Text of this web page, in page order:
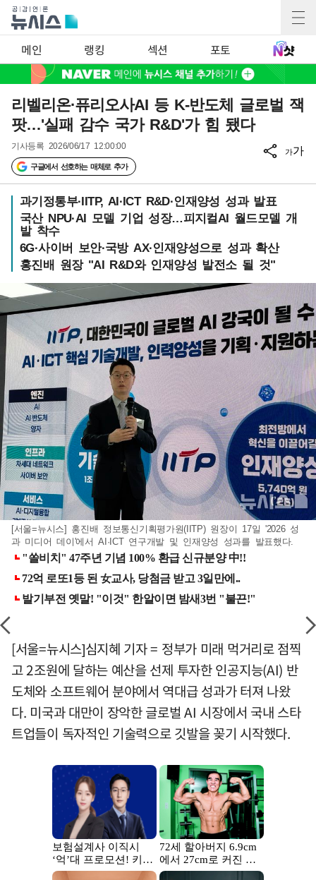
메인 랭킹 섹션 포토
리벨리온·퓨리오사AI 등 K-반도체 글로벌 잭
팟…'실패 감수 국가 R&D'가 힘 됐다
기사등록 2026/06/17 12:00:00
구글에서 선호하는 매체로 추가
가가
과기정통부·IITP, AI·ICT R&D·인재양성 성과 발표
국산 NPU·AI 모델 기업 성장…피지컬AI 월드모델 개
발 착수
6G·사이버 보안·국방 AX·인재양성으로 성과 확산
홍진배 원장 "AI R&D와 인재양성 발전소 될 것"
[서울=뉴시스] 홍진배 정보통신기획평가원(IITP) 원장이 17일 '2026 성
과 미디어 데이'에서 AI·ICT 연구개발 및 인재양성 성과를 발표했다.
[서울=뉴시스]심지혜 기자 = 정부가 미래 먹거리로 점찍
고 2조원에 달하는 예산을 선제 투자한 인공지능(AI) 반
도체와 소프트웨어 분야에서 역대급 성과가 터져 나왔
다. 미국과 대만이 장악한 글로벌 AI 시장에서 국내 스타
트업들이 독자적인 기술력으로 깃발을 꽂기 시작했다.